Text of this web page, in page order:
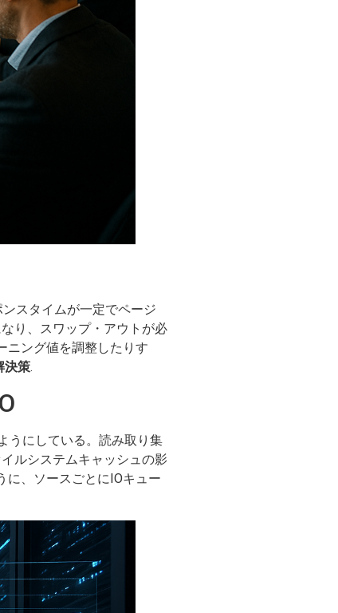
スタイムが一定でページ
り、スワップ・アウトが必
ニング値を調整したりす
決策.
うにしている。読み取り集
ルシステムキャッシュの影
に、ソースごとにIOキュー